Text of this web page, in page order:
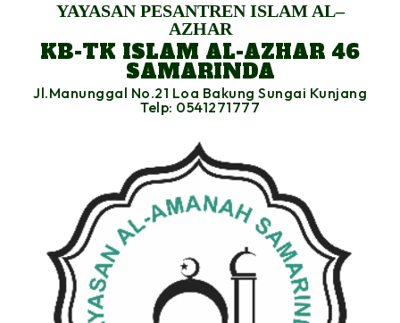
YAYASAN PESANTREN ISLAM AL–
AZHAR
KB-TK ISLAM AL-AZHAR 46
SAMARINDA
Jl.Manunggal No.21 Loa Bakung Sungai Kunjang
Telp: 0541271777